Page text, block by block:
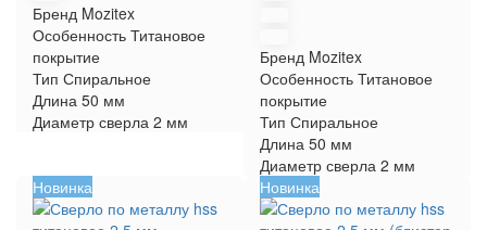
Бренд Mozitex
Особенность Титановое
покрытие
Тип Спиральное
Длина 50 мм
Диаметр сверла 2 мм
Бренд Mozitex
Особенность Титановое
покрытие
Тип Спиральное
Длина 50 мм
Диаметр сверла 2 мм
Новинка
Новинка